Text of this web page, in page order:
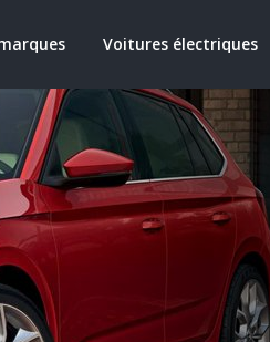
Voitures électriques